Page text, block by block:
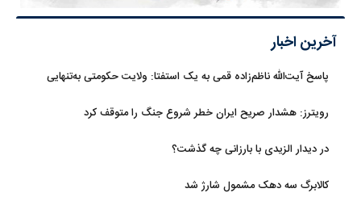
آخرین اخبار
پاسخ آیت‌الله ناظم‌زاده قمی به یک استفتا: ولایت حکومتی به‌تنهایی
رویترز: هشدار صریح ایران خطر شروع جنگ را متوقف کرد
در دیدار الزیدی با بارزانی چه گذشت؟
کالابرگ سه دهک مشمول شارژ شد